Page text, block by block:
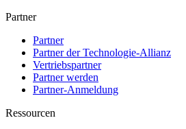
Partner
Partner
Partner der Technologie-Allianz
Vertriebspartner
Partner werden
Partner-Anmeldung
Ressourcen